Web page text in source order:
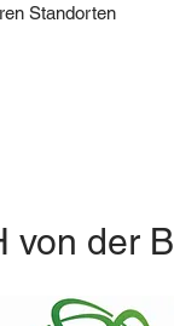
Standorten
von der